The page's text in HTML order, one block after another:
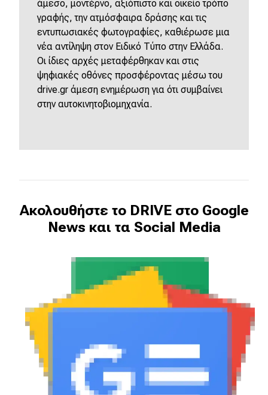
eDRIVE
DRIVE USED
άμεσο, μοντέρνο, αξιόπιστο και οικείο τρόπο
γραφής, την ατμόσφαιρα δράσης και τις
εντυπωσιακές φωτογραφίες, καθιέρωσε μια
νέα αντίληψη στον Ειδικό Τύπο στην Ελλάδα.
Οι ίδιες αρχές μεταφέρθηκαν και στις
ψηφιακές οθόνες προσφέροντας μέσω του
drive.gr άμεση ενημέρωση για ότι συμβαίνει
στην αυτοκινητοβιομηχανία.
Ακολουθήστε το DRIVE στο Google
News και τα Social Media